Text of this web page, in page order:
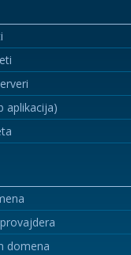
aplikacija)
domena